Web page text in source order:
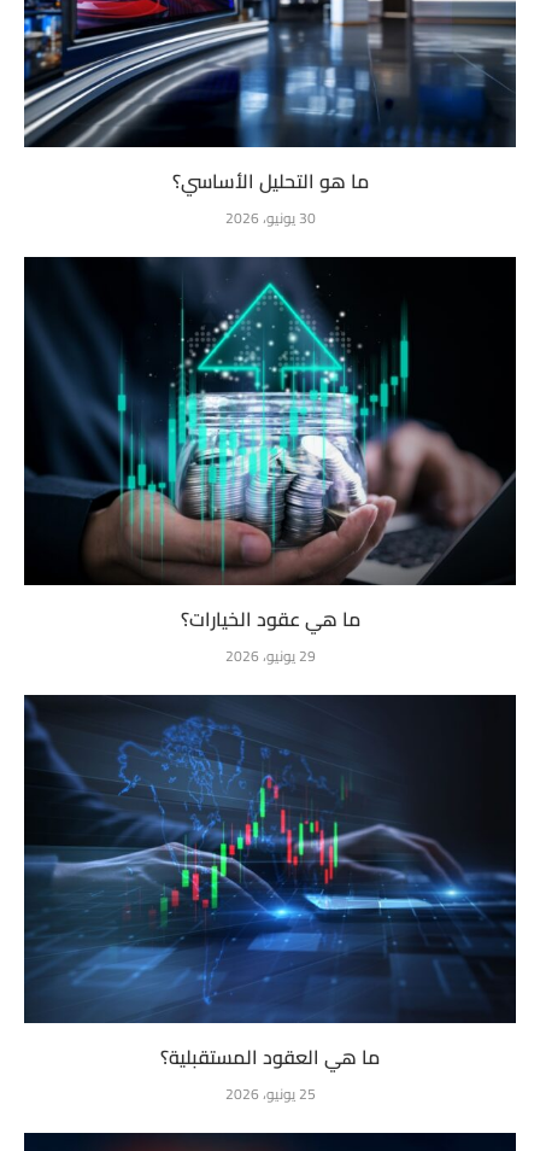
ما هو التحليل الأساسي؟
30 يونيو، 2026
ما هي عقود الخيارات؟
29 يونيو، 2026
ما هي العقود المستقبلية؟
25 يونيو، 2026